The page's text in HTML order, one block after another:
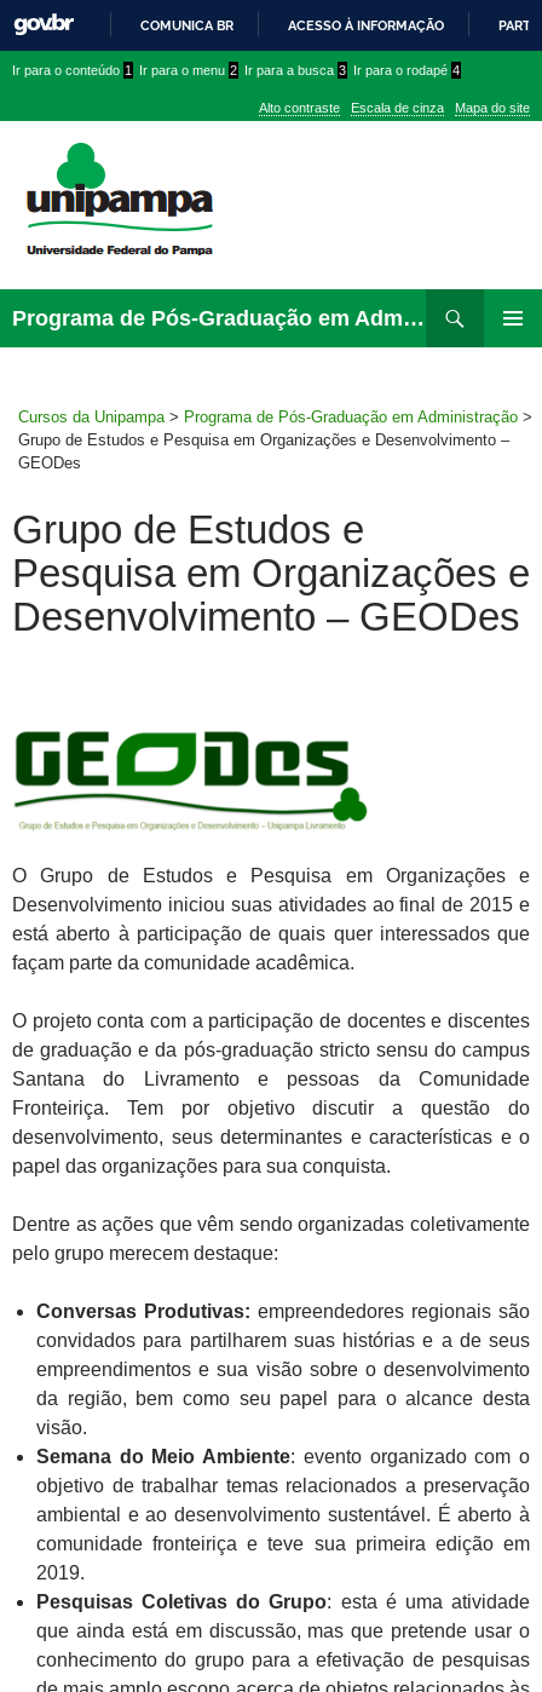
PARA
CONTEÚDO
COMUNICA BR ACESSO À INFORMAÇÃO
conteúdo
menu
superior
menu
Ir para o conteúdo 1 Ir para o menu 2 Ir para a busca 3 Ir para o rodapé 4
Alto contraste Escala de cinza Mapa do site
Programa de Pós-Graduação em Administração
para
Cursos da Unipampa > Programa de Pós-Graduação em Administração >
Grupo de Estudos e Pesquisa em Organizações e Desenvolvimento –
GEODes
Grupo de Estudos e
Pesquisa em Organizações e
Desenvolvimento – GEODes
O Grupo de Estudos e Pesquisa em Organizações e
Desenvolvimento iniciou suas atividades ao final de 2015 e
está aberto à participação de quais quer interessados que
façam parte da comunidade acadêmica.
O projeto conta com a participação de docentes e discentes
de graduação e da pós-graduação stricto sensu do campus
Santana do Livramento e pessoas da Comunidade
Fronteiriça. Tem por objetivo discutir a questão do
desenvolvimento, seus determinantes e características e o
papel das organizações para sua conquista.
Dentre as ações que vêm sendo organizadas coletivamente
pelo grupo merecem destaque:
Conversas Produtivas: empreendedores regionais são
convidados para partilharem suas histórias e a de seus
empreendimentos e sua visão sobre o desenvolvimento
da região, bem como seu papel para o alcance desta
visão.
Semana do Meio Ambiente: evento organizado com o
objetivo de trabalhar temas relacionados a preservação
ambiental e ao desenvolvimento sustentável. É aberto à
comunidade fronteiriça e teve sua primeira edição em
2019.
Pesquisas Coletivas do Grupo: esta é uma atividade
que ainda está em discussão, mas que pretende usar o
conhecimento do grupo para a efetivação de pesquisas